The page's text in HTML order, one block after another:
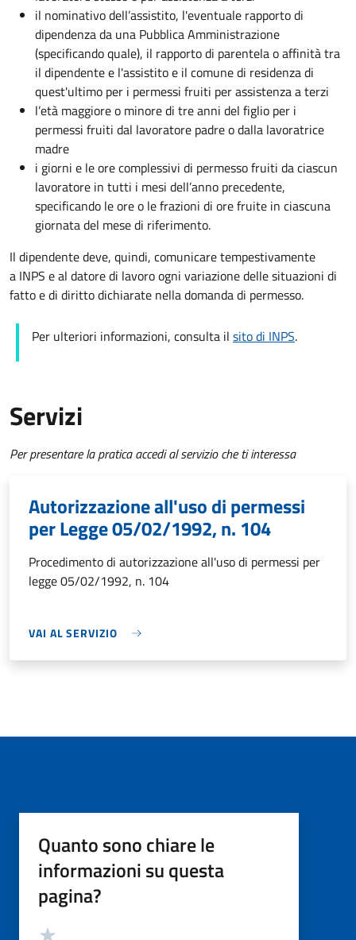
il nominativo dell’assistito, l'eventuale rapporto di
dipendenza da una Pubblica Amministrazione
(specificando quale), il rapporto di parentela o affinità tra
il dipendente e l'assistito e il comune di residenza di
quest'ultimo per i permessi fruiti per assistenza a terzi
l’età maggiore o minore di tre anni del figlio per i
permessi fruiti dal lavoratore padre o dalla lavoratrice
madre
i giorni e le ore complessivi di permesso fruiti da ciascun
lavoratore in tutti i mesi dell’anno precedente,
specificando le ore o le frazioni di ore fruite in ciascuna
giornata del mese di riferimento.
Il dipendente deve, quindi, comunicare tempestivamente
a INPS e al datore di lavoro ogni variazione delle situazioni di
fatto e di diritto dichiarate nella domanda di permesso.
Per ulteriori informazioni, consulta il sito di INPS.
Servizi
Per presentare la pratica accedi al servizio che ti interessa
Autorizzazione all'uso di permessi
per Legge 05/02/1992, n. 104
Procedimento di autorizzazione all'uso di permessi per
legge 05/02/1992, n. 104
VAI AL SERVIZIO
Quanto sono chiare le
informazioni su questa
pagina?
Valutazione